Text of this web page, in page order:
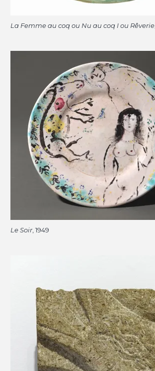
La Femme au coq ou Nu au coq I ou Rêverie
Le Soir, 1949